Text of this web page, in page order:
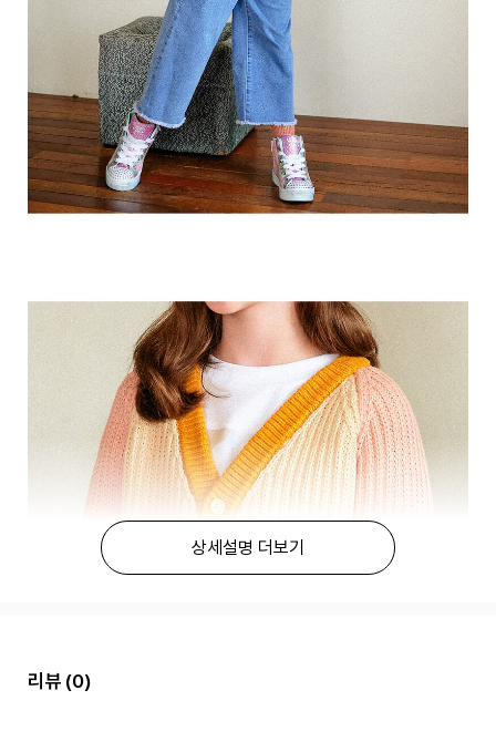
상세설명 더보기
리뷰 (0)